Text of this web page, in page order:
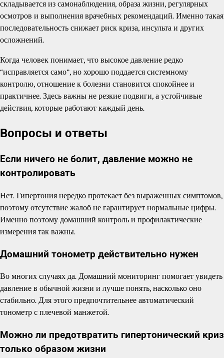
складывается из самонаблюдения, образа жизни, регулярных
осмотров и выполнения врачебных рекомендаций. Именно такая
последовательность снижает риск криза, инсульта и других
осложнений.
Когда человек понимает, что высокое давление редко
“исправляется само”, но хорошо поддается системному
контролю, отношение к болезни становится спокойнее и
практичнее. Здесь важны не резкие подвиги, а устойчивые
действия, которые работают каждый день.
Вопросы и ответы
Если ничего не болит, давление можно не
контролировать
Нет. Гипертония нередко протекает без выраженных симптомов,
поэтому отсутствие жалоб не гарантирует нормальные цифры.
Именно поэтому домашний контроль и профилактические
измерения так важны.
Домашний тонометр действительно нужен
Во многих случаях да. Домашний мониторинг помогает увидеть
давление в обычной жизни и лучше понять, насколько оно
стабильно. Для этого предпочтительнее автоматический
тонометр с плечевой манжетой.
Можно ли предотвратить гипертонический криз
только образом жизни